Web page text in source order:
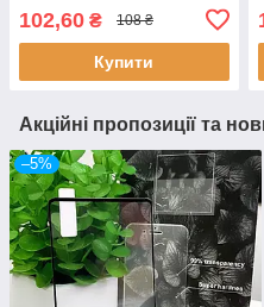
102,60 ₴ 108 ₴
Купити
Акційні пропозиції та
–5%